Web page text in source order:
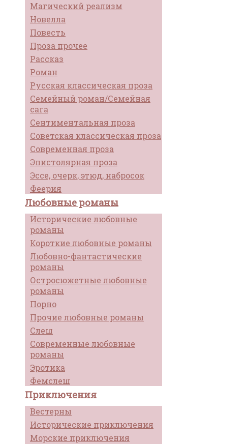
Магический реализм
Новелла
Повесть
Проза прочее
Рассказ
Роман
Русская классическая проза
Семейный роман/Семейная
сага
Сентиментальная проза
Советская классическая проза
Современная проза
Эпистолярная проза
Эссе, очерк, этюд, набросок
Феерия
Любовные романы
Исторические любовные
романы
Короткие любовные романы
Любовно-фантастические
романы
Остросюжетные любовные
романы
Порно
Прочие любовные романы
Слеш
Современные любовные
романы
Эротика
Фемслеш
Приключения
Вестерны
Исторические приключения
Морские приключения